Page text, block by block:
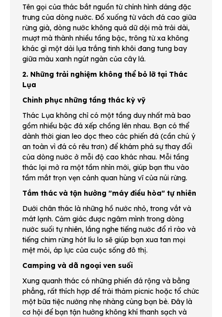
Tên gọi của thác bắt nguồn từ chính hình dáng đặc
trưng của dòng nước. Đổ xuống từ vách đá cao giữa
rừng già, dòng nước không quá dữ dội mà trải dài,
mượt mà thành nhiều tầng bậc, trông từ xa không
khác gì một dải lụa trắng tinh khôi đang tung bay
giữa màu xanh ngút ngàn của cây lá.
2. Những trải nghiệm không thể bỏ lỡ tại Thác
Lụa
Chinh phục những tầng thác kỳ vỹ
Thác Lụa không chỉ có một tầng duy nhất mà bao
gồm nhiều bậc đá xếp chồng lên nhau. Bạn có thể
dành thời gian leo dọc theo các phiến đá (cần chú ý
an toàn vì đá có rêu trơn) để khám phá sự thay đổi
của dòng nước ở mỗi độ cao khác nhau. Mỗi tầng
thác lại mở ra một tầm nhìn mới, giúp bạn thu vào
tầm mắt trọn vẹn cảnh quan hùng vĩ của núi rừng.
Tắm thác và tận hưởng "máy điều hòa" tự nhiên
Dưới chân thác là những hồ nước nhỏ, trong vắt và
mát lạnh. Cảm giác được ngâm mình trong dòng
nước suối tự nhiên, lắng nghe tiếng nước đổ rì rào và
tiếng chim rừng hót líu lo sẽ giúp bạn xua tan mọi
mệt mỏi, áp lực của cuộc sống đô thị.
Camping và dã ngoại ven suối
Xung quanh thác có những phiến đá rộng và bằng
phẳng, rất thích hợp để trải thảm picnic hoặc tổ chức
một bữa tiệc nướng nhẹ nhàng cùng bạn bè. Đây là
cơ hội để bạn tận hưởng không khí thanh sạch và